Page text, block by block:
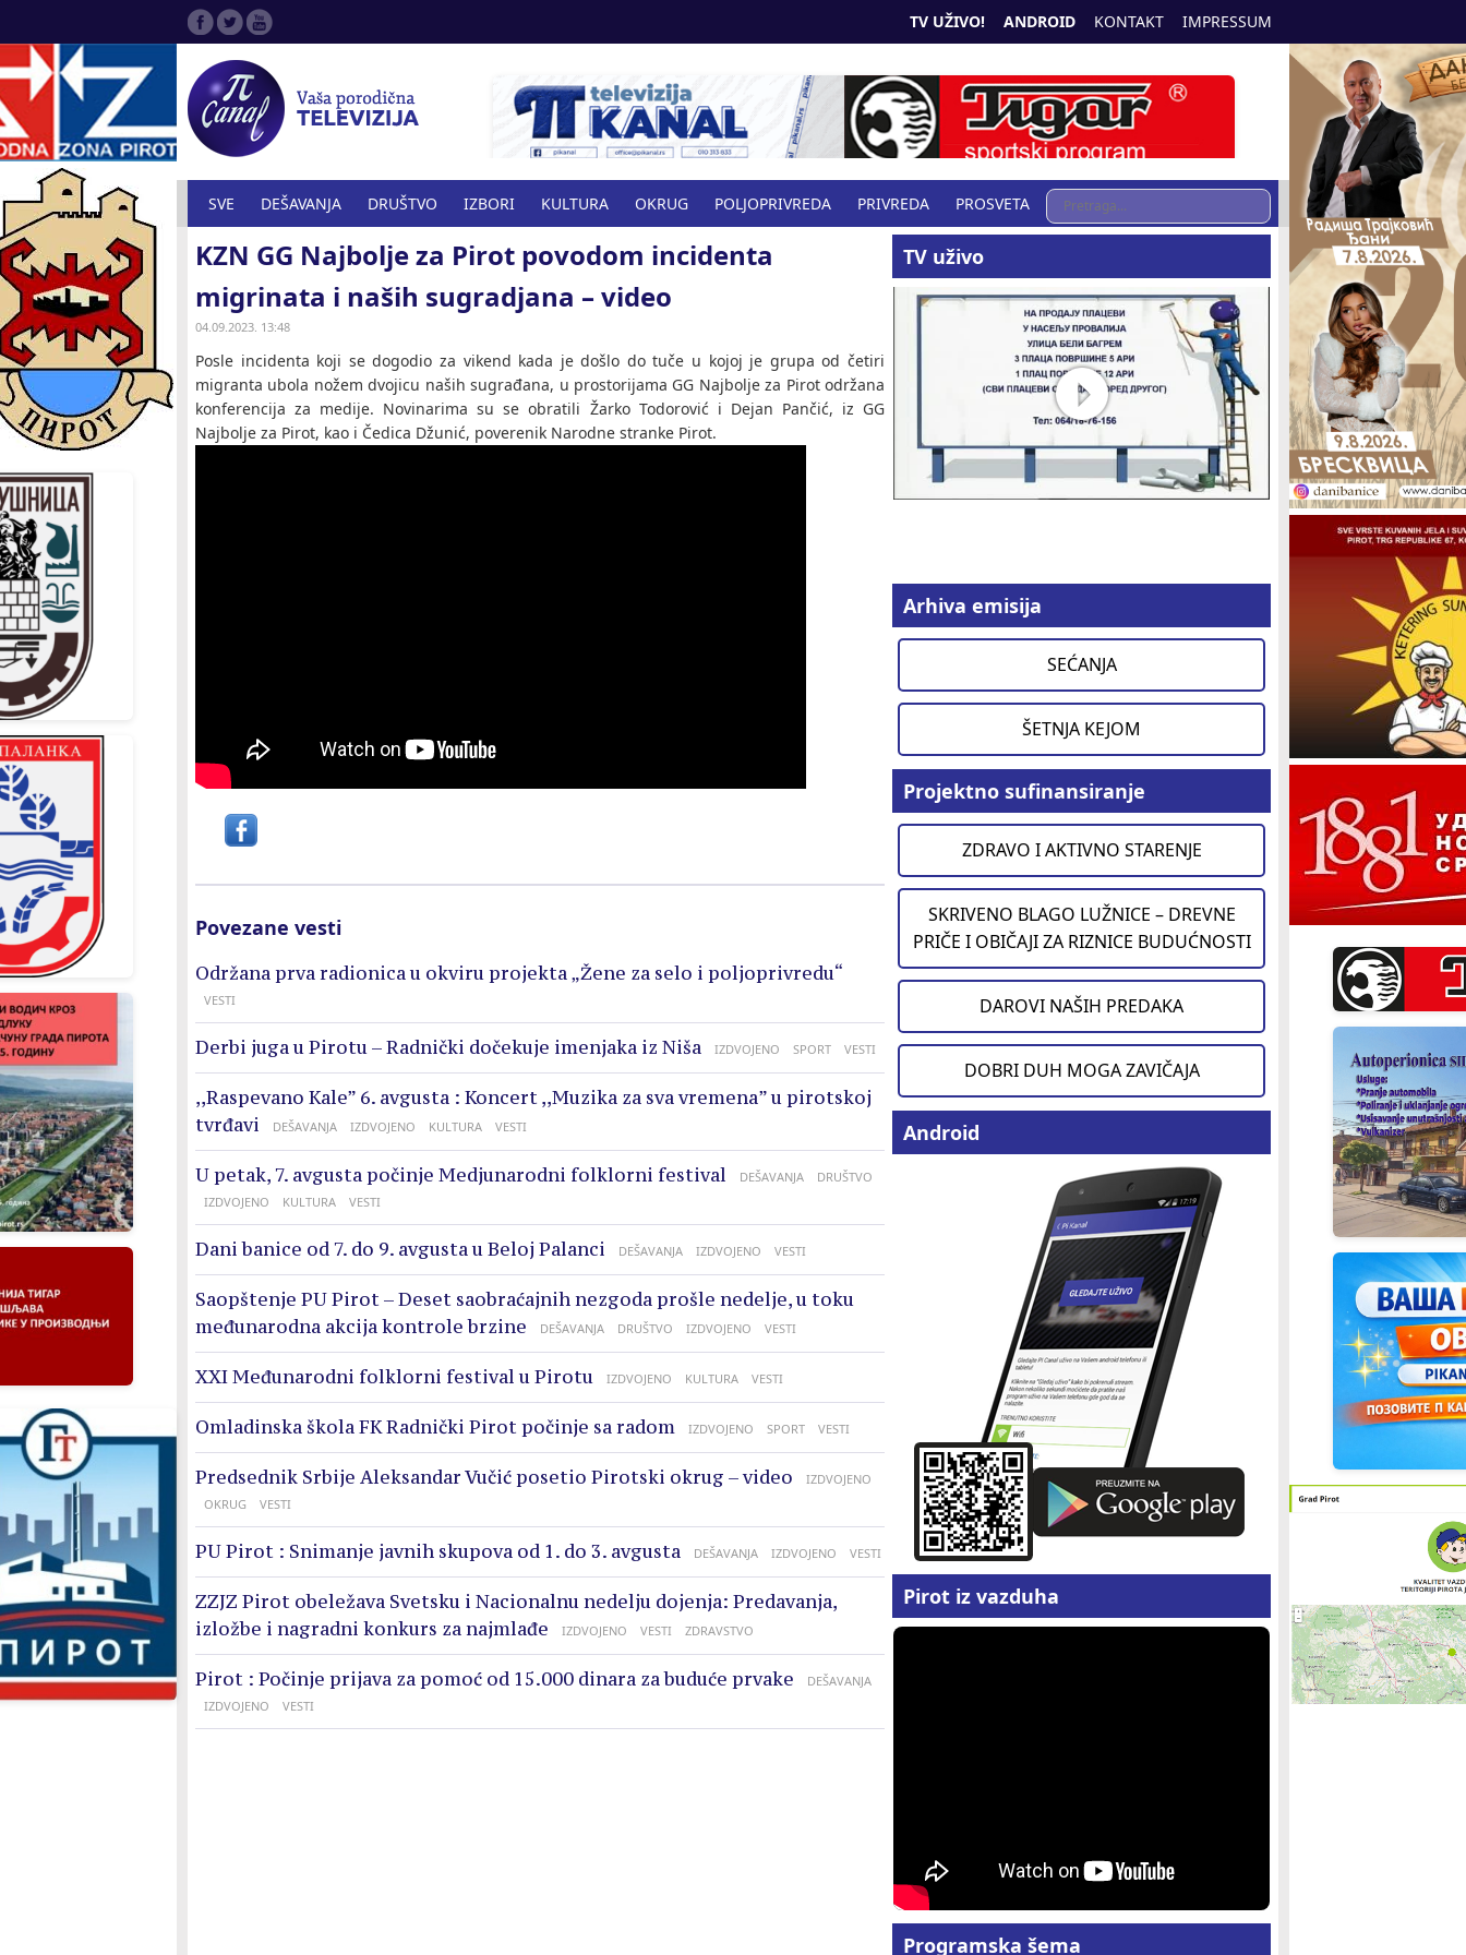
TV UŽIVO! ANDROID KONTAKT IMPRESSUM
SVE DEŠAVANJA DRUŠTVO IZBORI KULTURA OKRUG POLJOPRIVREDA PRIVREDA PROSVETA
SPORT ZANIMLJIVOSTI ZDRAVSTVO
KZN GG Najbolje za Pirot povodom incidenta
migrinata i naših sugradjana – video
04.09.2023. 13:48
Posle incidenta koji se dogodio za vikend kada je došlo do tuče u kojoj je grupa od četiri
migranta ubola nožem dvojicu naših sugrađana, u prostorijama GG Najbolje za Pirot održana
konferencija za medije. Novinarima su se obratili Žarko Todorović i Dejan Pančić, iz GG
Najbolje za Pirot, kao i Čedica Džunić, poverenik Narodne stranke Pirot.
Povezane vesti
Održana prva radionica u okviru projekta „Žene za selo i poljoprivredu“
VESTI
Derbi juga u Pirotu – Radnički dočekuje imenjaka iz Niša IZDVOJENO SPORT VESTI
,,Raspevano Kale” 6. avgusta : Koncert ,,Muzika za sva vremena” u pirotskoj
tvrđavi
DEŠAVANJA IZDVOJENO KULTURA VESTI
U petak, 7. avgusta počinje Medjunarodni folklorni festival DEŠAVANJA
DRUŠTVO
IZDVOJENO
KULTURA VESTI
Dani banice od 7. do 9. avgusta u Beloj Palanci DEŠAVANJA IZDVOJENO VESTI
Saopštenje PU Pirot – Deset saobraćajnih nezgoda prošle nedelje, u toku
međunarodna akcija kontrole brzine
DEŠAVANJA DRUŠTVO IZDVOJENO VESTI
XXI Međunarodni folklorni festival u Pirotu IZDVOJENO KULTURA VESTI
Omladinska škola FK Radnički Pirot počinje sa radom IZDVOJENO SPORT VESTI
Predsednik Srbije Aleksandar Vučić posetio Pirotski okrug – video
IZDVOJENO
OKRUG
VESTI
PU Pirot : Snimanje javnih skupova od 1. do 3. avgusta DEŠAVANJA IZDVOJENO VESTI
ZZJZ Pirot obeležava Svetsku i Nacionalnu nedelju dojenja: Predavanja,
izložbe i nagradni konkurs za najmlađe
IZDVOJENO VESTI ZDRAVSTVO
Pirot : Počinje prijava za pomoć od 15.000 dinara za buduće prvake
DEŠAVANJA
IZDVOJENO
VESTI
TV uživo
Arhiva emisija
SEĆANJA
ŠETNJA KEJOM
Projektno sufinansiranje
ZDRAVO I AKTIVNO STARENJE
SKRIVENO BLAGO LUŽNICE – DREVNE
PRIČE I OBIČAJI ZA RIZNICE BUDUĆNOSTI
DAROVI NAŠIH PREDAKA
DOBRI DUH MOGA ZAVIČAJA
Android
Pirot iz vazduha
Programska šema